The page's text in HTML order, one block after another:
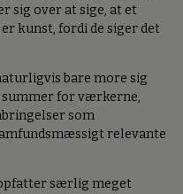
sig over at sige, at et
kunst, fordi de siger det
bare more sig
summer for værkerne,
som
relevante
særlig meget